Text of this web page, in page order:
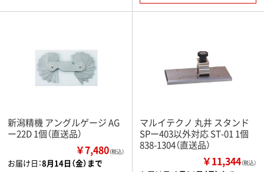
新潟精機 アングルゲージ AG
ー22D 1個（直送品）
￥7,480（税込）
お届け日：8月14日（金）まで
マルイテクノ 丸井 スタンド
SPー403以外対応 ST-01 1個
838-1304（直送品）
￥11,344（税込）